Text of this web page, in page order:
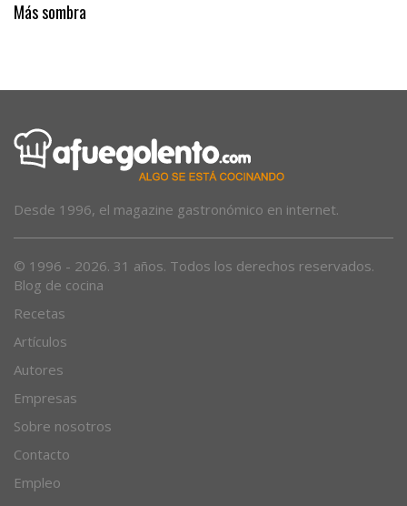
Más sombra
Desde 1996, el magazine gastronómico en internet.
© 1996 - 2026. 31 años. Todos los derechos reservados.
Blog de cocina
Recetas
Artículos
Autores
Empresas
Sobre nosotros
Contacto
Empleo